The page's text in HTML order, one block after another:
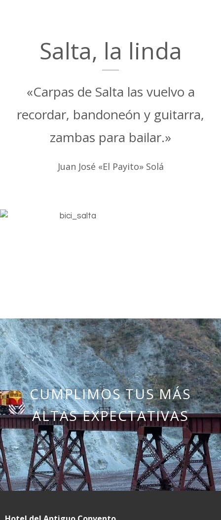
Salta, la linda
«Carpas de Salta las vuelvo a
recordar, bandoneón y guitarra,
zambas para bailar.»
Juan José «El Payito» Solá
CUMPLIMOS TUS MÁS
ALTAS EXPECTATIVAS